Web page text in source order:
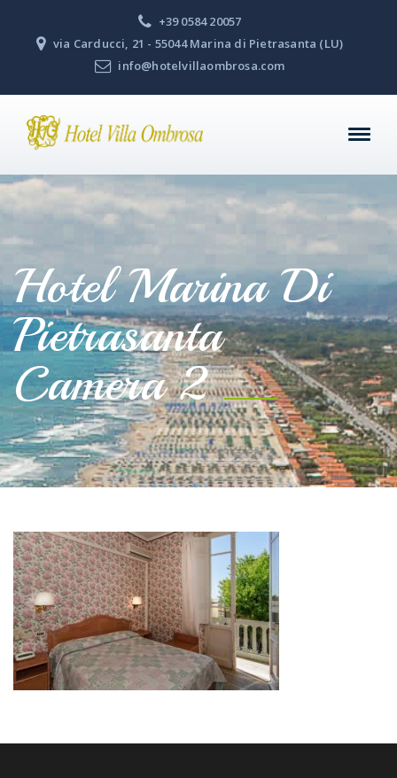
+39 0584 20057
via Carducci, 21 - 55044 Marina di Pietrasanta (LU)
info@hotelvillaombrosa.com
Hotel Marina Di
Pietrasanta
Camera 2